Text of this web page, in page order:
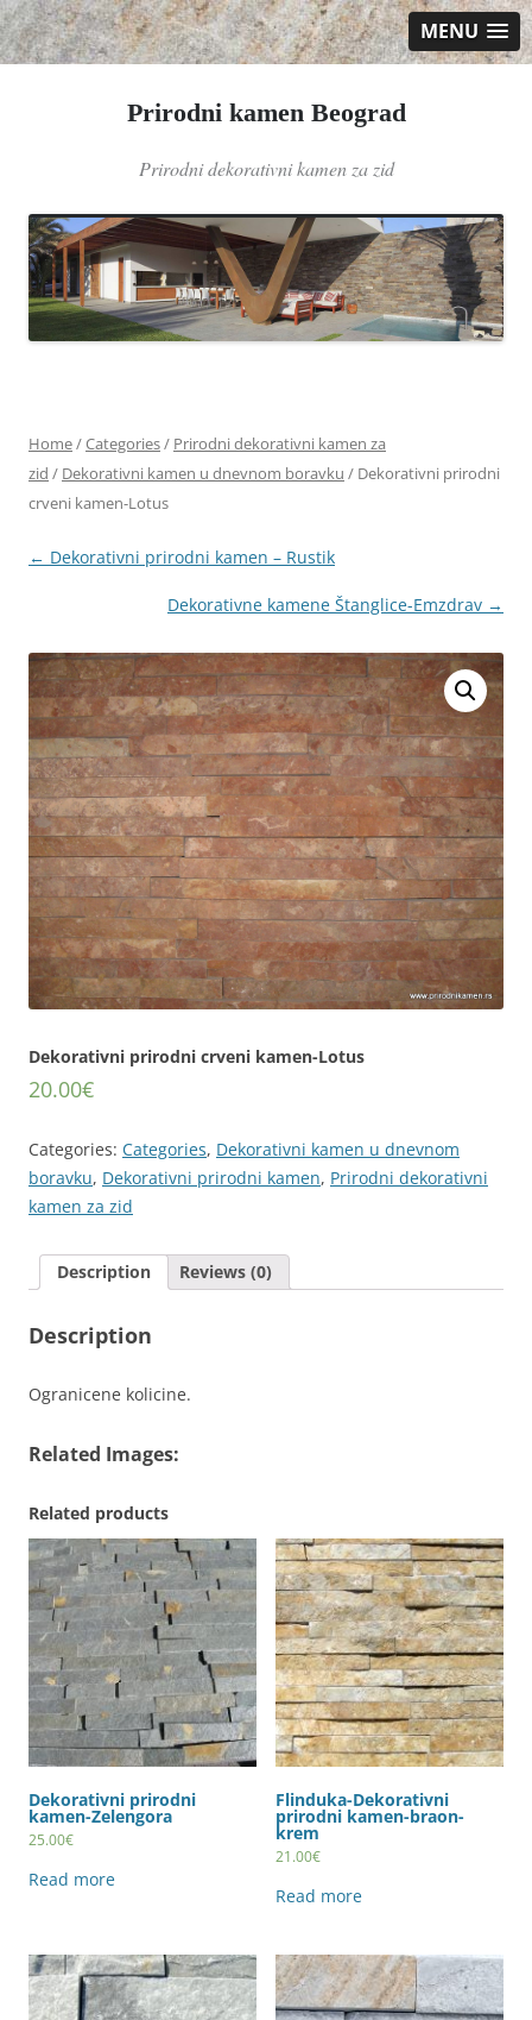
MENU
Prirodni kamen Beograd
Prirodni dekorativni kamen za zid
Home/Categories/ Prirodni dekorativni kamen za
zid / Dekorativni kamen u dnevnom boravku / Dekorativni prirodni
crveni kamen-Lotus
← Dekorativni prirodni kamen – Rustik
Dekorativne kamene Štanglice-Emzdrav →
Dekorativni prirodni crveni kamen-Lotus
20.00€
Categories: Categories, Dekorativni kamen u dnevnom
boravku, Dekorativni prirodni kamen, Prirodni dekorativni
kamen za zid
Description Reviews (0)
Description
Ogranicene kolicine.
Related Images:
Related products
Dekorativni prirodni
kamen-Zelengora
25.00€
Read more
Flinduka-Dekorativni
prirodni kamen-braon-
krem
21.00€
Read more